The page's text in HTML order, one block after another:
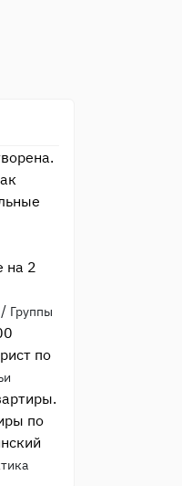
на 2
/ Группы
по
по